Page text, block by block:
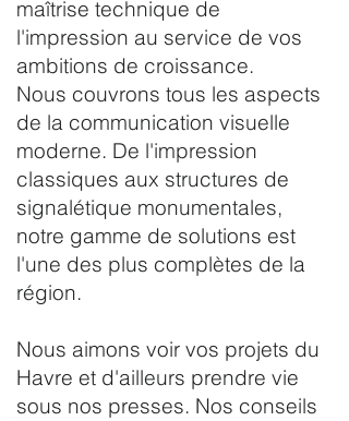
maîtrise technique de
l'impression au service de vos
ambitions de croissance.
Nous couvrons tous les aspects
de la communication visuelle
moderne. De l'impression
classiques aux structures de
signalétique monumentales,
notre gamme de solutions est
l'une des plus complètes de la
région.
Nous aimons voir vos projets du
Havre et d'ailleurs prendre vie
sous nos presses. Nos conseils